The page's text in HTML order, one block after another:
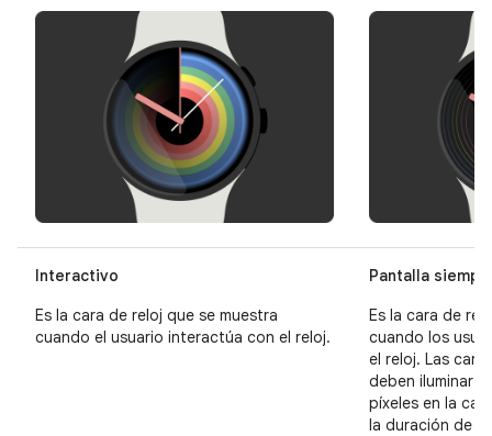
Interactivo
Es la cara de reloj que se muestra
cuando el usuario interactúa con el reloj.
Pantalla
Es la cara de
cuando los
el reloj. Las
deben iluminar
píxeles en la
la duración de